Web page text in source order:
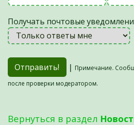
Получать почтовые
| Примечание.
после проверки модератором.
Вернуться в раздел